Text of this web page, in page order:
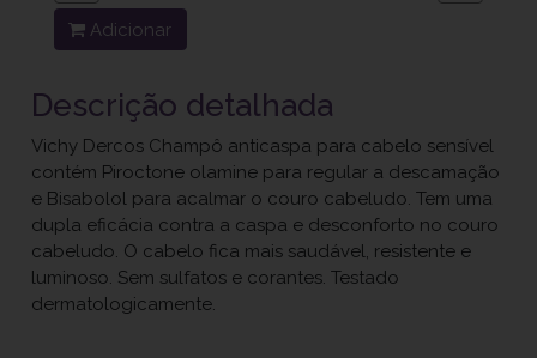
Adicionar
Descrição detalhada
Vichy Dercos Champô anticaspa para cabelo sensível
contém Piroctone olamine para regular a descamação
e Bisabolol para acalmar o couro cabeludo. Tem uma
dupla eficácia contra a caspa e desconforto no couro
cabeludo. O cabelo fica mais saudável, resistente e
luminoso. Sem sulfatos e corantes. Testado
dermatologicamente.